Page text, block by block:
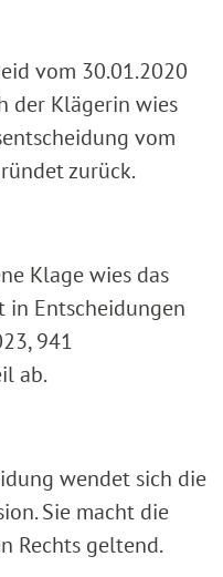
vom 30.01.2020
der Klägerin wies
vom
zurück.
Klage wies das
in Entscheidungen
941
ab.
wendet sich die
Sie macht die
Rechts geltend.